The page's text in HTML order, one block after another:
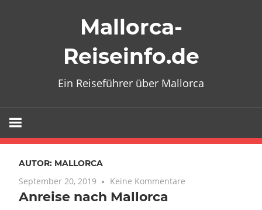
Mallorca-
Reiseinfo.de
Ein Reiseführer über Mallorca
AUTOR: MALLORCA
September 20, 2019 Keine Kommentare
Anreise nach Mallorca